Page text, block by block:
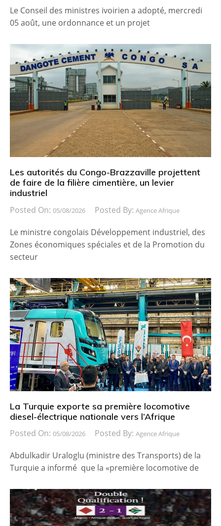
Le Conseil des ministres ivoirien a adopté, mercredi
05 août, une ordonnance et un projet
Les autorités du Congo-Brazzaville projettent
de faire de la filière cimentière, un levier
industriel
Posted On: 05/08/2026 Posted By: Agence Afrique
Le ministre congolais Développement industriel, des
Zones économiques spéciales et de la Promotion du
secteur
La Turquie exporte sa première locomotive
diesel-électrique nationale vers l’Afrique
Posted On: 05/08/2026 Posted By: Agence Afrique
Abdulkadir Uraloglu (ministre des Transports) de la
Turquie a informé que la «première locomotive de